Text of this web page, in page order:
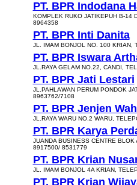
PT. BPR Indodana
KOMPLEK RUKO JATIKEPUH B-14
8964358
PT. BPR Inti Danita
JL. IMAM BONJOL NO. 100 KRIAN,
PT. BPR Iswara
JL.RAYA GELAM NO.22, CANDI,
PT. BPR Jati Lestari
JL.PAHLAWAN PERUM PONDOK
8963762/7108
PT. BPR Jenjen
JL.RAYA WARU NO.2 WARU,
PT. BPR Karya
JUANDA BUSINESS CENTRE
8917500/ 8531779
PT. BPR Krian
JL. IMAM BONJOL 4A KRIAN,
PT. BPR Krian